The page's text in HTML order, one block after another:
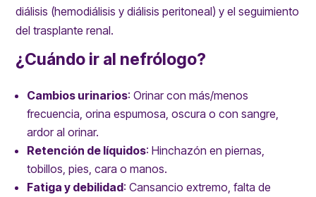
diálisis (hemodiálisis y diálisis peritoneal) y el seguimiento
del trasplante renal.
¿Cuándo ir al nefrólogo?
Cambios urinarios: Orinar con más/menos
frecuencia, orina espumosa, oscura o con sangre,
ardor al orinar.
Retención de líquidos:Hinchazón en piernas,
tobillos, pies, cara o manos.
Fatiga y debilidad:Cansancio extremo, falta de